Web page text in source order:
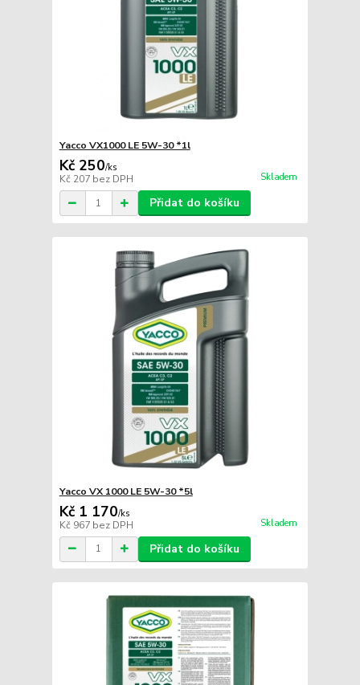
Yacco VX1000 LE 5W-30 *1l
Kč 250/ks
Kč 207 bez DPH Skladem
Přidat do košíku
Yacco VX 1000 LE 5W-30 *5l
Kč 1 170/ks
Kč 967 bez DPH Skladem
Přidat do košíku